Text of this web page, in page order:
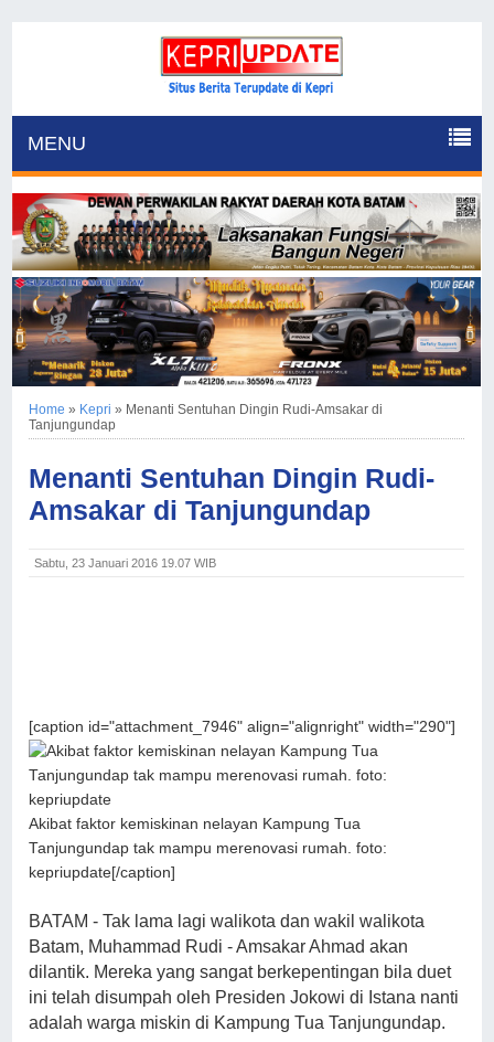
MENU
Home » Kepri » Menanti Sentuhan Dingin Rudi-Amsakar di
Tanjungundap
Menanti Sentuhan Dingin Rudi-
Amsakar di Tanjungundap
Sabtu, 23 Januari 2016 19.07 WIB
[caption id="attachment_7946" align="alignright" width="290"]
Akibat faktor kemiskinan nelayan Kampung Tua
Tanjungundap tak mampu merenovasi rumah. foto:
kepriupdate[/caption]
BATAM - Tak lama lagi walikota dan wakil walikota
Batam, Muhammad Rudi - Amsakar Ahmad akan
dilantik. Mereka yang sangat berkepentingan bila duet
ini telah disumpah oleh Presiden Jokowi di Istana nanti
adalah warga miskin di Kampung Tua Tanjungundap.